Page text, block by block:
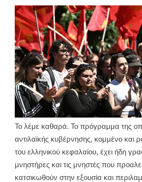
Το λέμε καθαρά. Το πρόγραμμα της
αντιλαϊκής κυβέρνησης, κομμένο και
του ελληνικού κεφαλαίου, έχει ήδη
μνηστήρες και τις μνηστές που
κατσικωθούν στην εξουσία και